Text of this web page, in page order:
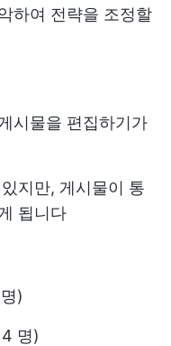
하여 전략을 조정할
시물을 편집하기가
지만, 게시물이 통
됩니다
)
명)